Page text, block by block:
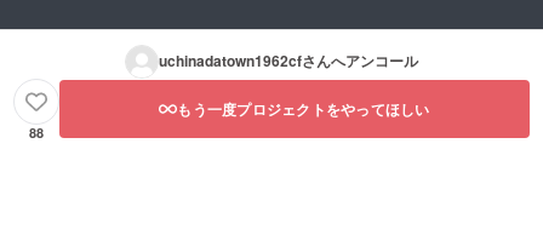
uchinadatown1962cfさんへアンコール
88
もう一度プロジェクトをやってほしい